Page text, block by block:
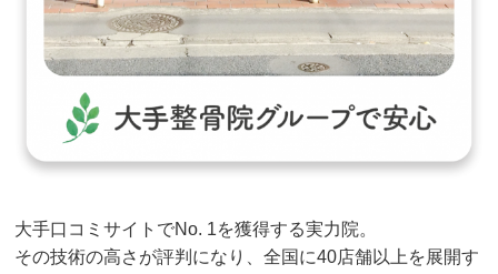
大手口コミサイトでNo. 1を獲得する実力院。
その技術の高さが評判になり、全国に40店舗以上を展開す